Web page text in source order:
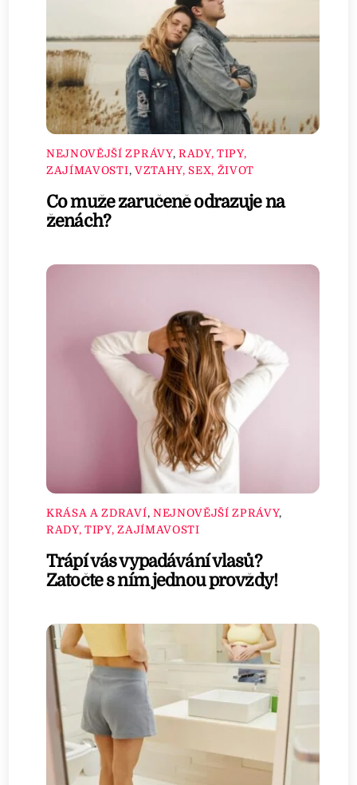
NEJNOVĚJŠÍ ZPRÁVY, RADY, TIPY,
ZAJÍMAVOSTI, VZTAHY, SEX, ŽIVOT
Co muže zaručeně odrazuje na
ženách?
KRÁSA A ZDRAVÍ, NEJNOVĚJŠÍ ZPRÁVY,
RADY, TIPY, ZAJÍMAVOSTI
Trápí vás vypadávání vlasů?
Zatočte s ním jednou provždy!